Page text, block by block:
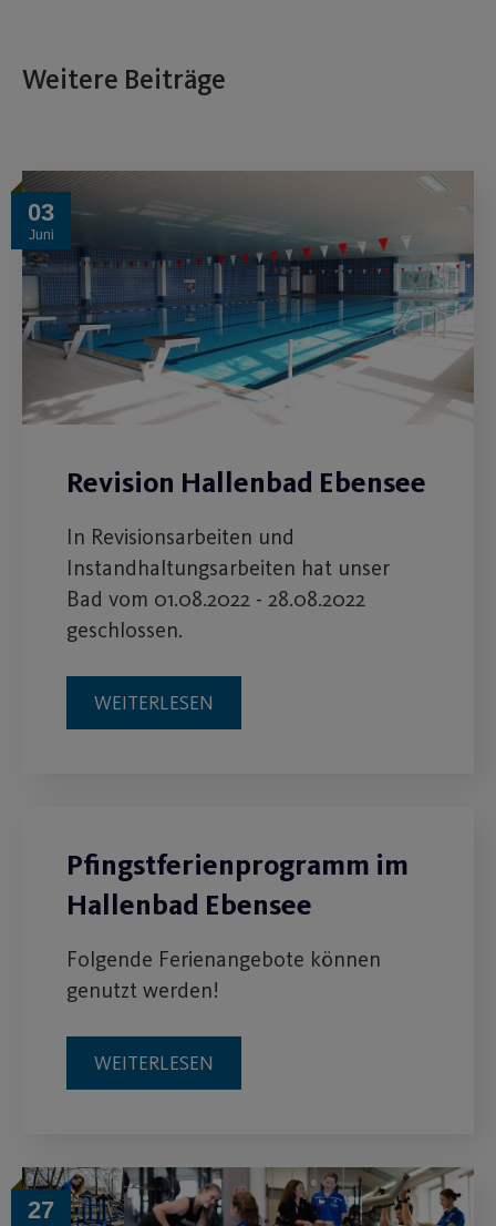
Weitere Beiträge
03
Juni
Revision Hallenbad Ebensee
In Revisionsarbeiten und
Instandhaltungsarbeiten hat unser
Bad vom 01.08.2022 - 28.08.2022
geschlossen.
WEITERLESEN
Pfingstferienprogramm im
Hallenbad Ebensee
Folgende Ferienangebote können
genutzt werden!
WEITERLESEN
27